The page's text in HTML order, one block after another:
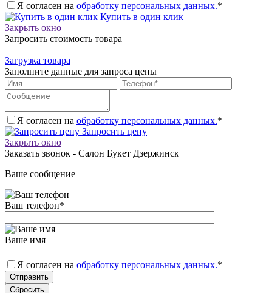
Я согласен на обработку персональных данных.*
Купить в один клик
Закрыть окно
Запросить стоимость товара
Загрузка товара
Заполните данные для запроса цены
Я согласен на обработку персональных данных.*
Запросить цену
Закрыть окно
Заказать звонок - Салон Букет Дзержинск
Ваше сообщение
Ваш телефон*
Ваше имя
Я согласен на обработку персональных данных.*